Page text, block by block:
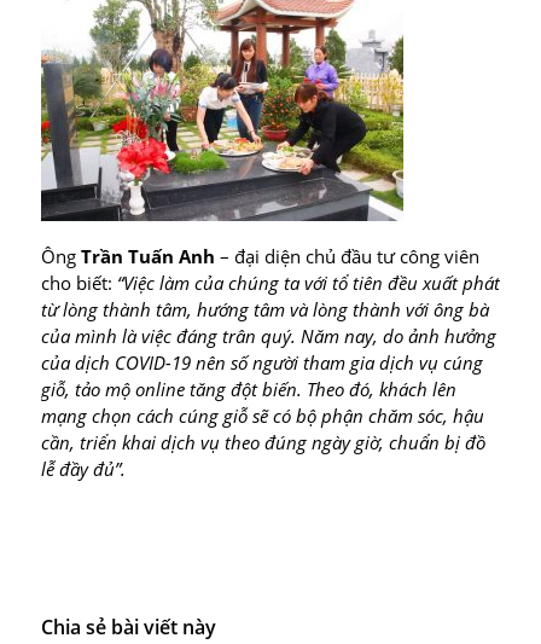
Ông Trần Tuấn Anh – đại diện chủ đầu tư công viên
cho biết: “Việc làm của chúng ta với tổ tiên đều xuất phát
từ lòng thành tâm, hướng tâm và lòng thành với ông bà
của mình là việc đáng trân quý. Năm nay, do ảnh hưởng
của dịch COVID-19 nên số người tham gia dịch vụ cúng
giỗ, tảo mộ online tăng đột biến. Theo đó, khách lên
mạng chọn cách cúng giỗ sẽ có bộ phận chăm sóc, hậu
cần, triển khai dịch vụ theo đúng ngày giờ, chuẩn bị đồ
lễ đầy đủ”.
Chia sẻ bài viết này